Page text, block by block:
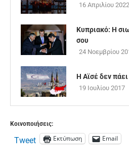
16 Απριλίου 2022
Κυπριακό: Η
σου
24 Νοεμβρίου
Η Αϊσέ δεν
19 Ιουλίου 2017
Κοινοποιήσεις:
Tweet Εκτύπωση Email